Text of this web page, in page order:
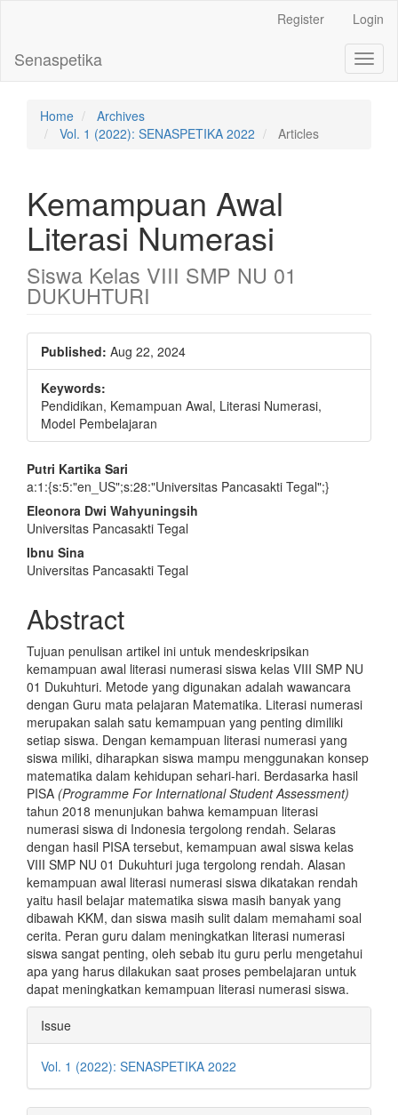
Content
Sidebar
Register Login
Senaspetika
Home
Archives
Vol. 1 (2022): SENASPETIKA 2022
Articles
Kemampuan Awal
Literasi Numerasi
Siswa Kelas VIII SMP NU 01
DUKUHTURI
Article
Sidebar
Published: Aug 22, 2024
Keywords:
Pendidikan, Kemampuan Awal, Literasi Numerasi,
Model Pembelajaran
Main
Article
Content
Putri Kartika Sari
a:1:{s:5:"en_US";s:28:"Universitas Pancasakti Tegal";}
Eleonora Dwi Wahyuningsih
Universitas Pancasakti Tegal
Ibnu Sina
Universitas Pancasakti Tegal
Abstract
Tujuan penulisan artikel ini untuk mendeskripsikan
kemampuan awal literasi numerasi siswa kelas VIII SMP NU
01 Dukuhturi. Metode yang digunakan adalah wawancara
dengan Guru mata pelajaran Matematika. Literasi numerasi
merupakan salah satu kemampuan yang penting dimiliki
setiap siswa. Dengan kemampuan literasi numerasi yang
siswa miliki, diharapkan siswa mampu menggunakan konsep
matematika dalam kehidupan sehari-hari. Berdasarka hasil
PISA (Programme For International Student Assessment)
tahun 2018 menunjukan bahwa kemampuan literasi
numerasi siswa di Indonesia tergolong rendah. Selaras
dengan hasil PISA tersebut, kemampuan awal siswa kelas
VIII SMP NU 01 Dukuhturi juga tergolong rendah. Alasan
kemampuan awal literasi numerasi siswa dikatakan rendah
yaitu hasil belajar matematika siswa masih banyak yang
dibawah KKM, dan siswa masih sulit dalam memahami soal
cerita. Peran guru dalam meningkatkan literasi numerasi
siswa sangat penting, oleh sebab itu guru perlu mengetahui
apa yang harus dilakukan saat proses pembelajaran untuk
dapat meningkatkan kemampuan literasi numerasi siswa.
Article
Details
Issue
Vol. 1 (2022): SENASPETIKA 2022